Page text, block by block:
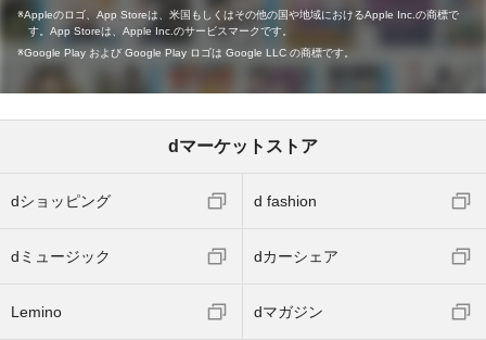
Appleのロゴ、App Storeは、米国もしくはその他の国や地域におけるApple Inc.の商標で
す。App Storeは、Apple Inc.のサービスマークです。
Google Play および Google Play ロゴは Google LLC の商標です。
dマーケットストア
dショッピング d fashion
dミュージック dカーシェア
Lemino dマガジン